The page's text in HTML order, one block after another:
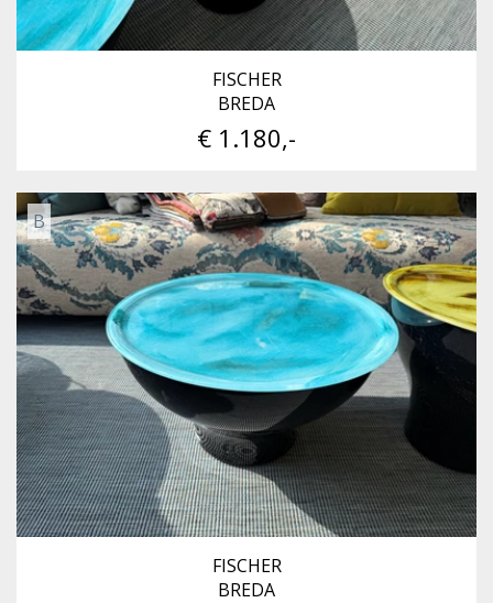
FISCHER
BREDA
€ 1.180,-
B
FISCHER
BREDA